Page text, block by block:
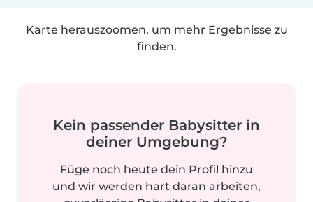
Karte herauszoomen, um mehr Ergebnisse zu
finden.
Kein passender Babysitter in
deiner Umgebung?
Füge noch heute dein Profil hinzu
und wir werden hart daran arbeiten,